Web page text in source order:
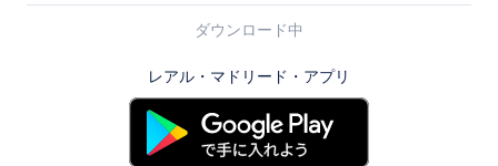
ダウンロード中
レアル・マドリード・アプリ